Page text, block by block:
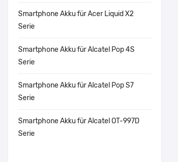
Smartphone Akku für Acer Liquid X2
Serie
Smartphone Akku für Alcatel Pop 4S
Serie
Smartphone Akku für Alcatel Pop S7
Serie
Smartphone Akku für Alcatel OT-997D
Serie